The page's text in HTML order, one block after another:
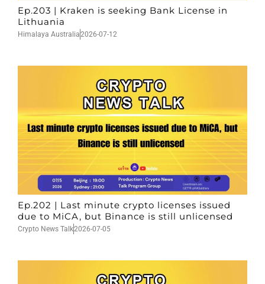
Ep.203 | Kraken is seeking Bank License in
Lithuania
Himalaya Australia2026-07-12
Ep.202 | Last minute crypto licenses issued
due to MiCA, but Binance is still unlicensed
Crypto News Talk2026-07-05